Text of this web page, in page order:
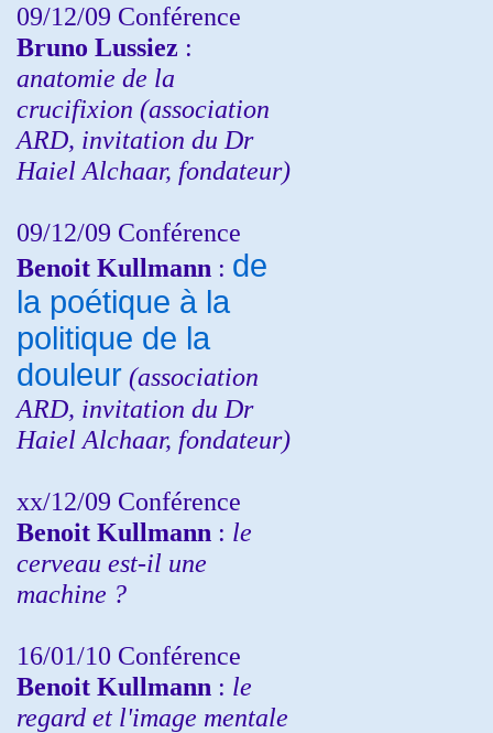
09/12/09 Conférence
Bruno Lussiez :
anatomie de la
crucifixion (association
ARD, invitation du Dr
Haiel Alchaar, fondateur)
09/12/09 Conférence
Benoit Kullmann : de
la poétique à la
politique de la
douleur (association
ARD, invitation du Dr
Haiel Alchaar, fondateur)
xx/12/09 Conférence
Benoit Kullmann : le
cerveau est-il une
machine ?
16/01/10 Conférence
Benoit Kullmann : le
regard et l'image mentale